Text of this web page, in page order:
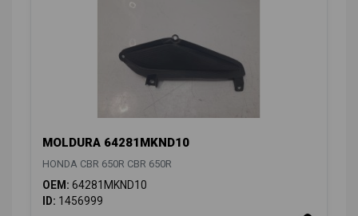
MOLDURA 64281MKND10
HONDA CBR 650R CBR 650R
OEM: 64281MKND10
ID: 1456999